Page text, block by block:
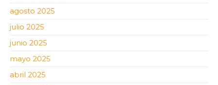
agosto 2025
julio 2025
junio 2025
mayo 2025
abril 2025